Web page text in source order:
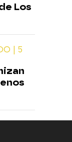
Los
| 5